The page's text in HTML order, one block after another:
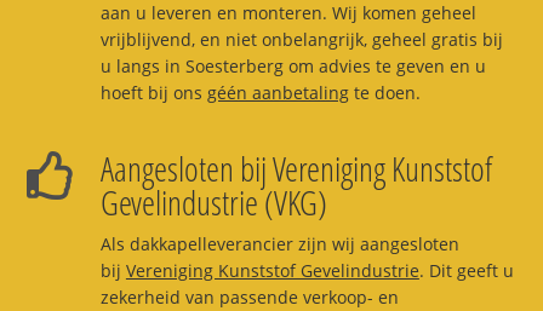
aan u leveren en monteren. Wij komen geheel
vrijblijvend, en niet onbelangrijk, geheel gratis bij
u langs in Soesterberg om advies te geven en u
hoeft bij ons géén aanbetalingte doen.
Aangesloten bij Vereniging Kunststof
Gevelindustrie (VKG)
Als dakkapelleverancier zijn wij aangesloten
bij Vereniging Kunststof Gevelindustrie. Dit geeft u
zekerheid van passende verkoop- en